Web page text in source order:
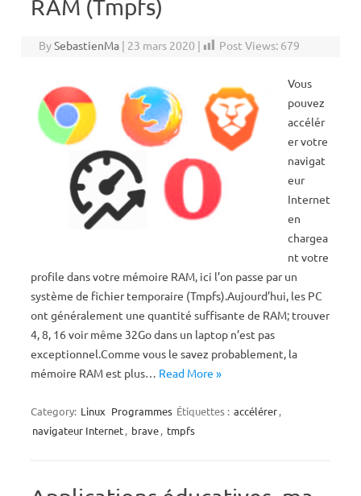
RAM (Tmpfs)
BySebastienMa | 23 mars 2020 | Post Views: 679
Vous
pouvez
accélér
er votre
navigat
eur
Internet
en
chargea
nt votre
profile dans votre mémoire RAM, ici l’on passe par un
système de fichier temporaire (Tmpfs).Aujourd’hui, les PC
ont généralement une quantité suffisante de RAM; trouver
4, 8, 16 voir même 32Go dans un laptop n’est pas
exceptionnel.Comme vous le savez probablement, la
mémoire RAM est plus… Read More »
Category: Linux Programmes Étiquettes : accélérer,
navigateur Internet, brave, tmpfs